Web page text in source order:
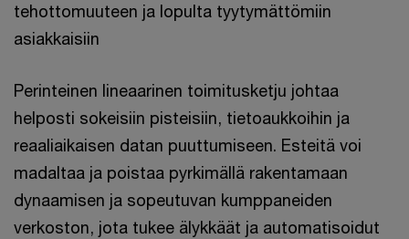
tehottomuuteen ja lopulta tyytymättömiin
asiakkaisiin
Perinteinen lineaarinen toimitusketju johtaa
helposti sokeisiin pisteisiin, tietoaukkoihin ja
reaaliaikaisen datan puuttumiseen. Esteitä voi
madaltaa ja poistaa pyrkimällä rakentamaan
dynaamisen ja sopeutuvan kumppaneiden
verkoston, jota tukee älykkäät ja automatisoidut